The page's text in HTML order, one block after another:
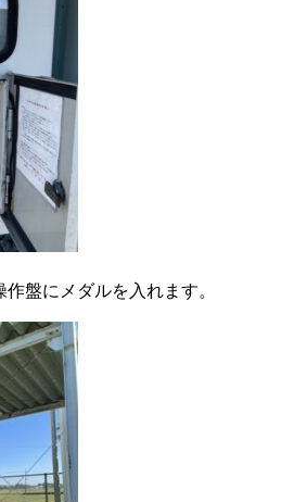
盤にメダルを入れます。